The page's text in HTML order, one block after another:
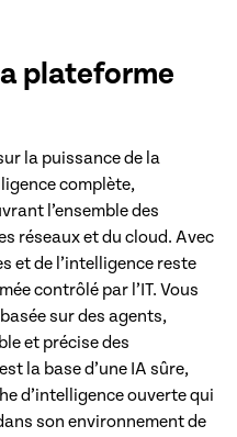
plateforme
la puissance de la
complète,
l’ensemble des
réseaux et du cloud. Avec
et de l’intelligence reste
contrôlé par l’IT. Vous
sur des agents,
et précise des
la base d’une IA sûre,
d’intelligence ouverte qui
son environnement de